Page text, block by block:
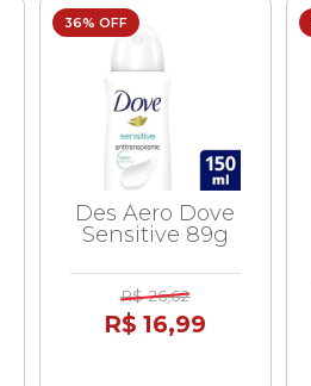
36% OFF
Des Aero Dove
Sensitive 89g
R$ 26,62
R$ 16,99